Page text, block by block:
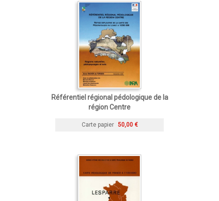
Référentiel régional pédologique de la
région Centre
Carte papier 50,00 €